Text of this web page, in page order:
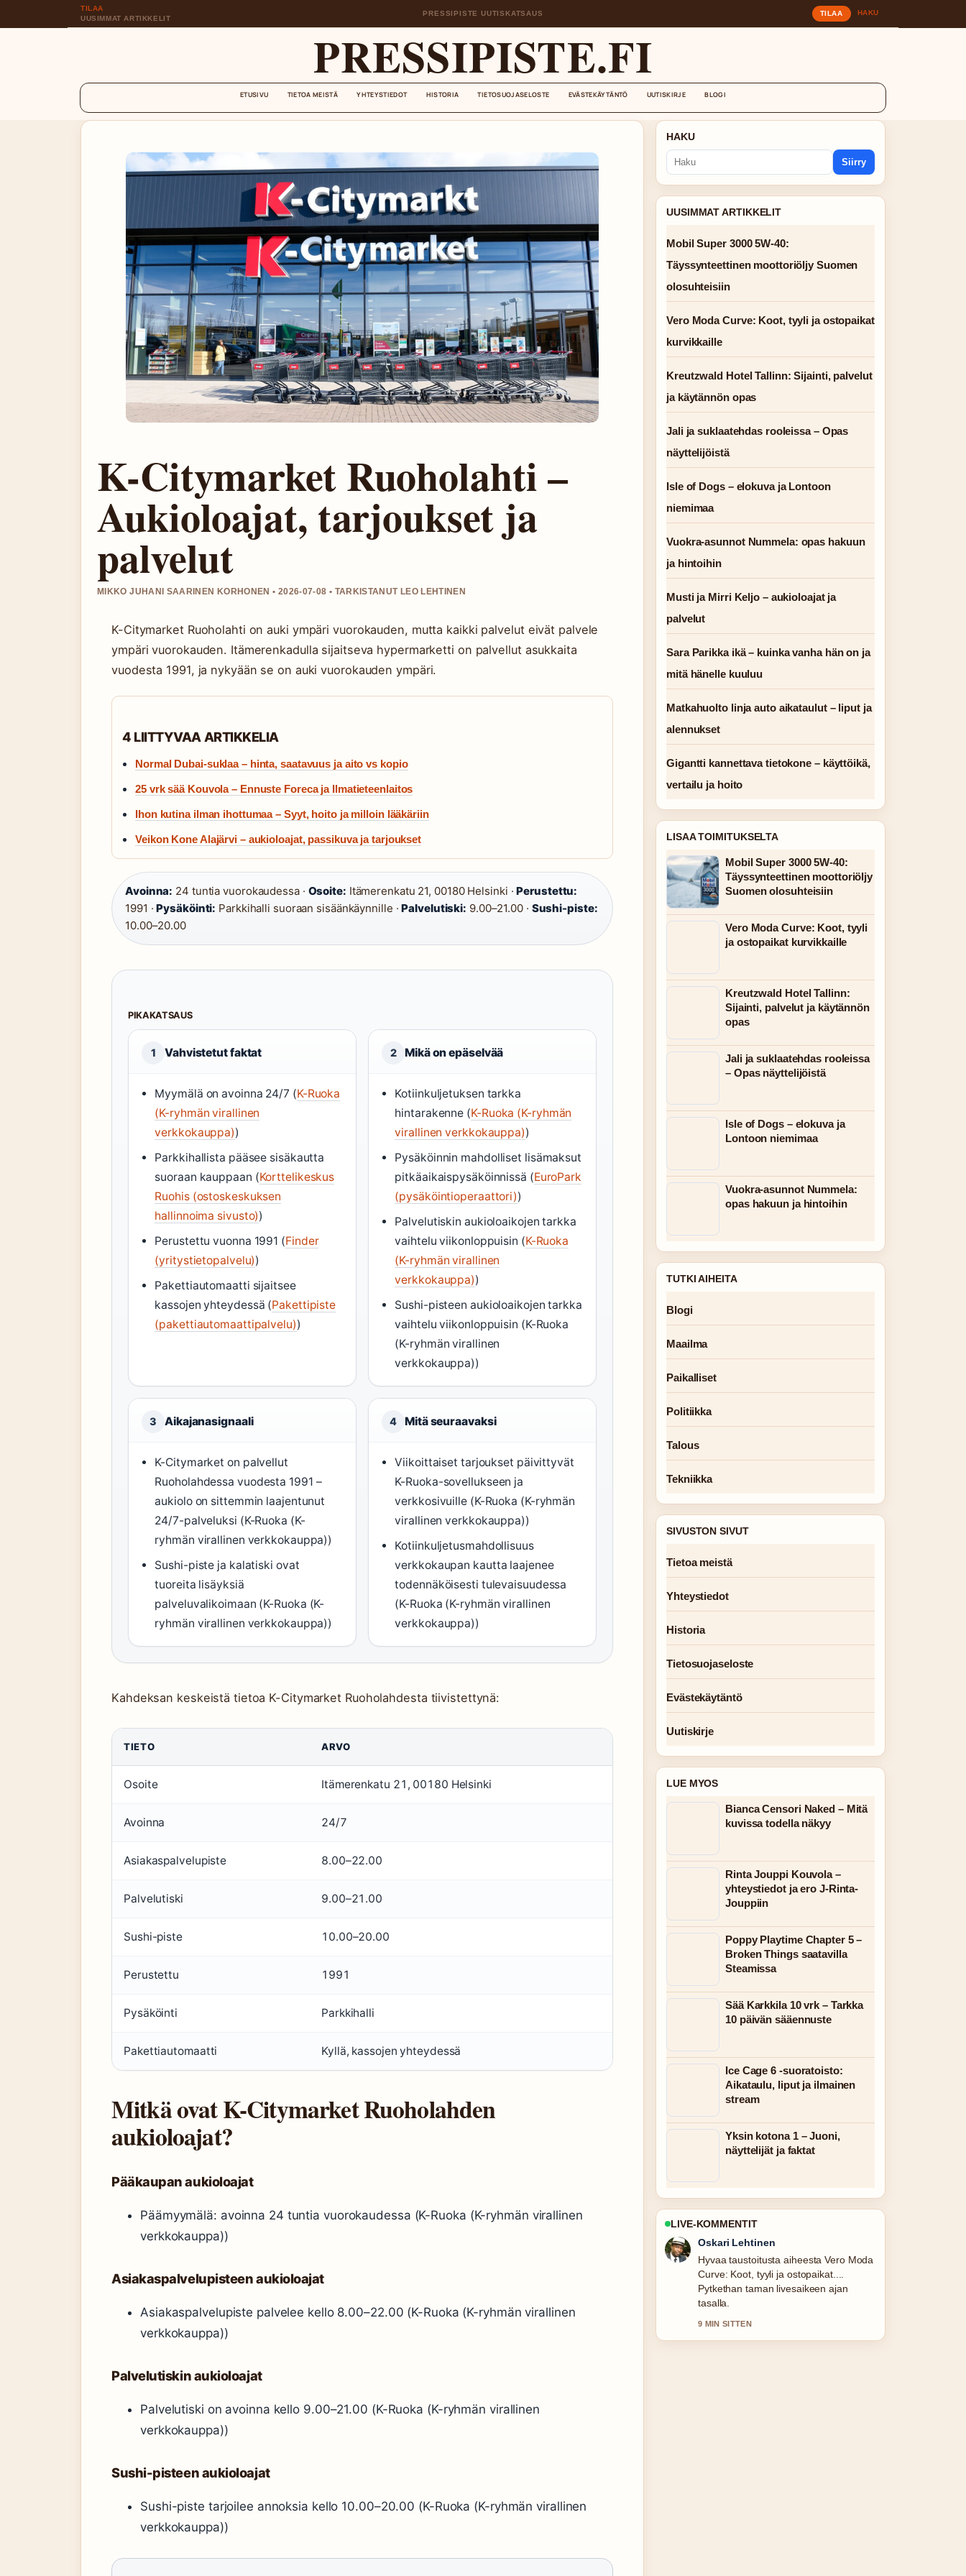
TILAA
UUSIMMAT ARTIKKELIT
PRESSIPISTE UUTISKATSAUS TILAA HAKU
PRESSIPISTE.FI
ETUSIVU TIETOA MEISTÄ YHTEYSTIEDOT HISTORIA TIETOSUOJASELOSTE EVÄSTEKÄYTÄNTÖ UUTISKIRJE BLOGI
K-Citymarket Ruoholahti –
Aukioloajat, tarjoukset ja
palvelut
MIKKO JUHANI SAARINEN KORHONEN • 2026-07-08 • TARKISTANUT LEO LEHTINEN
K-Citymarket Ruoholahti on auki ympäri vuorokauden, mutta kaikki palvelut eivät palvele
ympäri vuorokauden. Itämerenkadulla sijaitseva hypermarketti on palvellut asukkaita
vuodesta 1991, ja nykyään se on auki vuorokauden ympäri.
4 LIITTYVAA ARTIKKELIA
Normal Dubai-suklaa – hinta, saatavuus ja aito vs kopio
25 vrk sää Kouvola – Ennuste Foreca ja Ilmatieteenlaitos
Ihon kutina ilman ihottumaa – Syyt, hoito ja milloin lääkäriin
Veikon Kone Alajärvi – aukioloajat, passikuva ja tarjoukset
Avoinna: 24 tuntia vuorokaudessa · Osoite: Itämerenkatu 21, 00180 Helsinki ·Perustettu:
1991 ·Pysäköinti: Parkkihalli suoraan sisäänkäynnille ·Palvelutiski: 9.00–21.00 · Sushi-piste:
10.00–20.00
PIKAKATSAUS
1 Vahvistetut faktat
Myymälä on avoinna 24/7 (K-Ruoka
(K-ryhmän virallinen
verkkokauppa))
Parkkihallista pääsee sisäkautta
suoraan kauppaan (Korttelikeskus
Ruohis (ostoskeskuksen
hallinnoima sivusto))
Perustettu vuonna 1991 (Finder
(yritystietopalvelu))
Pakettiautomaatti sijaitsee
kassojen yhteydessä (Pakettipiste
(pakettiautomaattipalvelu))
2 Mikä on epäselvää
Kotiinkuljetuksen tarkka
hintarakenne (K-Ruoka (K-ryhmän
virallinen verkkokauppa))
Pysäköinnin mahdolliset lisämaksut
pitkäaikaispysäköinnissä (EuroPark
(pysäköintioperaattori))
Palvelutiskin aukioloaikojen tarkka
vaihtelu viikonloppuisin (K-Ruoka
(K-ryhmän virallinen
verkkokauppa))
Sushi-pisteen aukioloaikojen tarkka
vaihtelu viikonloppuisin (K-Ruoka
(K-ryhmän virallinen
verkkokauppa))
3 Aikajanasignaali
K-Citymarket on palvellut
Ruoholahdessa vuodesta 1991 –
aukiolo on sittemmin laajentunut
24/7-palveluksi (K-Ruoka (K-
ryhmän virallinen verkkokauppa))
Sushi-piste ja kalatiski ovat
tuoreita lisäyksiä
palveluvalikoimaan (K-Ruoka (K-
ryhmän virallinen verkkokauppa))
4 Mitä seuraavaksi
Viikoittaiset tarjoukset päivittyvät
K-Ruoka-sovellukseen ja
verkkosivuille (K-Ruoka (K-ryhmän
virallinen verkkokauppa))
Kotiinkuljetusmahdollisuus
verkkokaupan kautta laajenee
todennäköisesti tulevaisuudessa
(K-Ruoka (K-ryhmän virallinen
verkkokauppa))
Kahdeksan keskeistä tietoa K-Citymarket Ruoholahdesta tiivistettynä:
TIETO ARVO
Osoite Itämerenkatu 21, 00180 Helsinki
Avoinna 24/7
Asiakaspalvelupiste 8.00–22.00
Palvelutiski 9.00–21.00
Sushi-piste 10.00–20.00
Perustettu 1991
Pysäköinti Parkkihalli
Pakettiautomaatti Kyllä, kassojen yhteydessä
Mitkä ovat K-Citymarket Ruoholahden
aukioloajat?
Pääkaupan aukioloajat
Päämyymälä: avoinna 24 tuntia vuorokaudessa (K-Ruoka (K-ryhmän virallinen
verkkokauppa))
Asiakaspalvelupisteen aukioloajat
Asiakaspalvelupiste palvelee kello 8.00–22.00 (K-Ruoka (K-ryhmän virallinen
verkkokauppa))
Palvelutiskin aukioloajat
Palvelutiski on avoinna kello 9.00–21.00 (K-Ruoka (K-ryhmän virallinen
verkkokauppa))
Sushi-pisteen aukioloajat
Sushi-piste tarjoilee annoksia kello 10.00–20.00 (K-Ruoka (K-ryhmän virallinen
verkkokauppa))
HAKU
Siirry
UUSIMMAT ARTIKKELIT
Mobil Super 3000 5W-40:
Täyssynteettinen moottoriöljy Suomen
olosuhteisiin
Vero Moda Curve: Koot, tyyli ja ostopaikat
kurvikkaille
Kreutzwald Hotel Tallinn: Sijainti, palvelut
ja käytännön opas
Jali ja suklaatehdas rooleissa – Opas
näyttelijöistä
Isle of Dogs – elokuva ja Lontoon
niemimaa
Vuokra-asunnot Nummela: opas hakuun
ja hintoihin
Musti ja Mirri Keljo – aukioloajat ja
palvelut
Sara Parikka ikä – kuinka vanha hän on ja
mitä hänelle kuuluu
Matkahuolto linja auto aikataulut – liput ja
alennukset
Gigantti kannettava tietokone – käyttöikä,
vertailu ja hoito
LISAA TOIMITUKSELTA
Mobil Super 3000 5W-40:
Täyssynteettinen moottoriöljy
Suomen olosuhteisiin
Vero Moda Curve: Koot, tyyli
ja ostopaikat kurvikkaille
Kreutzwald Hotel Tallinn:
Sijainti, palvelut ja käytännön
opas
Jali ja suklaatehdas rooleissa
– Opas näyttelijöistä
Isle of Dogs – elokuva ja
Lontoon niemimaa
Vuokra-asunnot Nummela:
opas hakuun ja hintoihin
TUTKI AIHEITA
Blogi
Maailma
Paikalliset
Politiikka
Talous
Tekniikka
SIVUSTON SIVUT
Tietoa meistä
Yhteystiedot
Historia
Tietosuojaseloste
Evästekäytäntö
Uutiskirje
LUE MYOS
Bianca Censori Naked – Mitä
kuvissa todella näkyy
Rinta Jouppi Kouvola –
yhteystiedot ja ero J-Rinta-
Jouppiin
Poppy Playtime Chapter 5 –
Broken Things saatavilla
Steamissa
Sää Karkkila 10 vrk – Tarkka
10 päivän sääennuste
Ice Cage 6 -suoratoisto:
Aikataulu, liput ja ilmainen
stream
Yksin kotona 1 – Juoni,
näyttelijät ja faktat
LIVE-KOMMENTIT
Oskari Lehtinen
Hyvaa taustoitusta aiheesta Vero Moda
Curve: Koot, tyyli ja ostopaikat....
Pytkethan taman livesaikeen ajan
tasalla.
9 MIN SITTEN